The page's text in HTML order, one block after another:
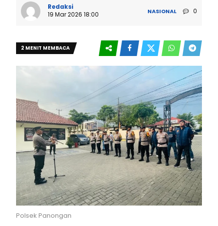
Redaksi
19 Mar 2026 18:00
NASIONAL 0
2 MENIT MEMBACA
Polsek Panongan